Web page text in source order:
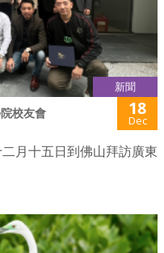
新聞
校友會 18
Dec
月十五日到佛山拜訪廣東